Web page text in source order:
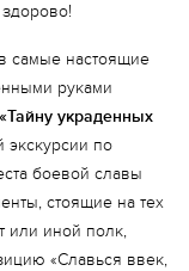
самые настоящие
руками
«Тайну украденных
по
боевой славы
стоящие на тех
или иной полк,
«Славься ввек,